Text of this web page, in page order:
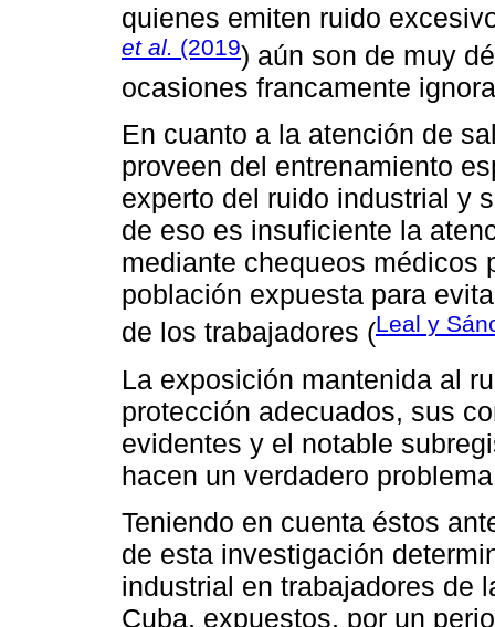
quienes emiten ruido
et al. (2019) aún son de muy
ocasiones francamente
En cuanto a la atención de
proveen del entrenamiento
experto del ruido industrial y
de eso es insuficiente la
mediante chequeos médicos
población expuesta para
de los trabajadores (Leal y
La exposición mantenida al
protección adecuados, sus
evidentes y el notable
hacen un verdadero
Teniendo en cuenta éstos
de esta investigación
industrial en trabajadores de
Cuba, expuestos, por un